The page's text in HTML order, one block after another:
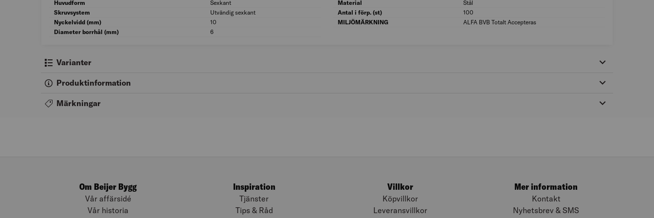
Huvudform
Sexkant
Huvudform: Sexkant
Skruvsystem
Utvändig sexkant
Skruvsystem: Utvändig sexkant
Nyckelvidd (mm)
10
Nyckelvidd (mm): 10
Diameter borrhål (mm)
6
Material
Stål
Antal i förp. (st)
100
MILJÖMÄRKNING
ALFA BVB Totalt Accepteras
Varianter
Produktinformation
Märkningar
Om Beijer Bygg
Vår affärsidé
Vår historia
Inspiration
Tjänster
Tips & Råd
Villkor
Köpvillkor
Leveransvillkor
Mer information
Kontakt
Nyhetsbrev & SMS